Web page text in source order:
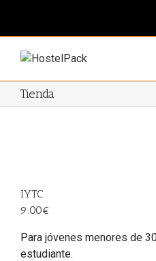
Tienda
IYTC
9.00€
Para jóvenes menores de
estudiante.